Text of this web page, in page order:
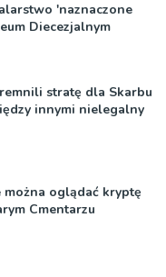
'naznaczone
Diecezjalnym
stratę dla Skarbu
innymi nielegalny
oglądać kryptę
Cmentarzu